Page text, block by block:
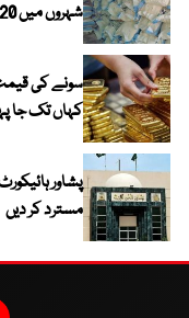
شہروں میں 20 کلو تھیلا 100 روپے تک مہنگا
سونے کی
کہاں تک جا
پشاور
مسترد کر دیں